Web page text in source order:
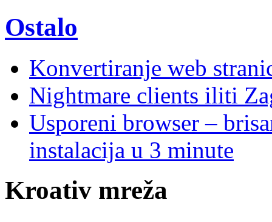
Ostalo
Konvertiranje web
Nightmare clients iliti
Usporeni browser –
instalacija u 3 minute
Kroativ mreža